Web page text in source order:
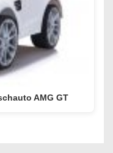
AMG GT